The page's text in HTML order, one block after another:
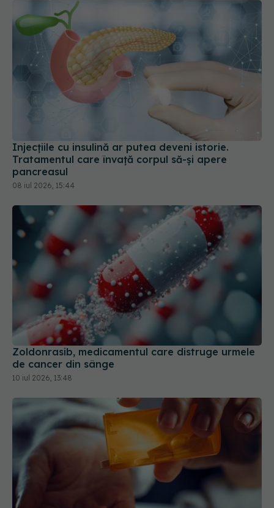
Injecțiile cu insulină ar putea deveni istorie.
Tratamentul care învață corpul să-și apere
pancreasul
08 iul 2026, 15:44
Zoldonrasib, medicamentul care distruge urmele
de cancer din sânge
10 iul 2026, 13:48